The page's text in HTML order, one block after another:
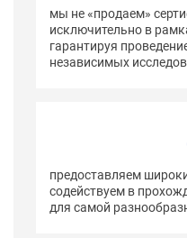
мы не «продаем»
исключительно в
гарантируя
независимых
предоставляем
содействуем в
для самой